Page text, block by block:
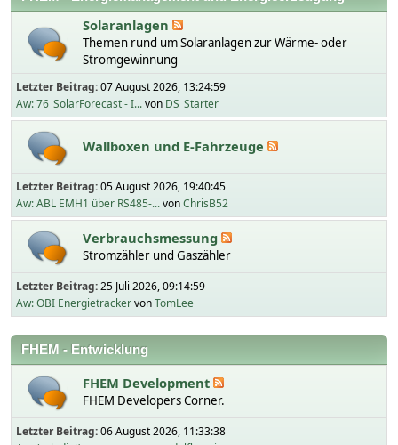
Solaranlagen
Themen rund um Solaranlagen zur Wärme- oder
Stromgewinnung
Letzter Beitrag:07 August 2026, 13:24:59
Aw: 76_SolarForecast - I...von DS_Starter
Wallboxen und E-Fahrzeuge
Letzter Beitrag:05 August 2026, 19:40:45
Aw: ABL EMH1 über RS485-...vonChrisB52
Verbrauchsmessung
Stromzähler und Gaszähler
Letzter Beitrag:25 Juli 2026, 09:14:59
Aw: OBI EnergietrackervonTomLee
FHEM - Entwicklung
FHEM Development
FHEM Developers Corner.
Letzter Beitrag:06 August 2026, 11:33:38